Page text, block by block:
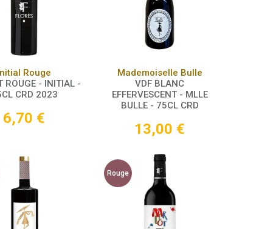
Panier
Initial Rouge
ROUGE - INITIAL -
CRD 2023
6,70 €
Panier
Mademoiselle Bulle
VDF BLANC
EFFERVESCENT - MLLE
BULLE - 75CL CRD
13,00 €
Rouge